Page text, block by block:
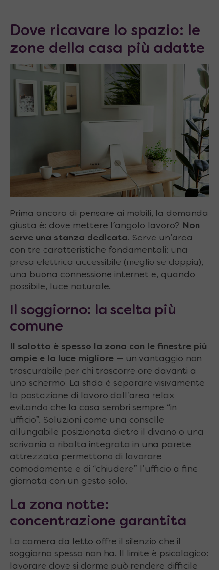
Dove ricavare lo spazio: le
zone della casa più adatte
Prima ancora di pensare ai mobili, la domanda
giusta è: dove mettere l’angolo lavoro? Non
serve una stanza dedicata. Serve un’area
con tre caratteristiche fondamentali: una
presa elettrica accessibile (meglio se doppia),
una buona connessione internet e, quando
possibile, luce naturale.
Il soggiorno: la scelta più
comune
Il salotto è spesso la zona con le finestre più
ampie e la luce migliore — un vantaggio non
trascurabile per chi trascorre ore davanti a
uno schermo. La sfida è separare visivamente
la postazione di lavoro dall’area relax,
evitando che la casa sembri sempre “in
ufficio”. Soluzioni come una consolle
allungabile posizionata dietro il divano o una
scrivania a ribalta integrata in una parete
attrezzata permettono di lavorare
comodamente e di “chiudere” l’ufficio a fine
giornata con un gesto solo.
La zona notte:
concentrazione garantita
La camera da letto offre il silenzio che il
soggiorno spesso non ha. Il limite è psicologico:
lavorare dove si dorme può rendere difficile